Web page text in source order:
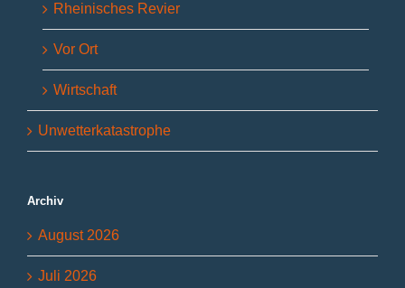
Rheinisches Revier
Vor Ort
Wirtschaft
Unwetterkatastrophe
Archiv
August 2026
Juli 2026